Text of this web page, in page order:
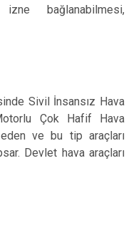
bağlanabilmesi,
Sivil İnsansız Hava
Çok Hafif Hava
eden ve bu tip araçları
Devlet hava araçları